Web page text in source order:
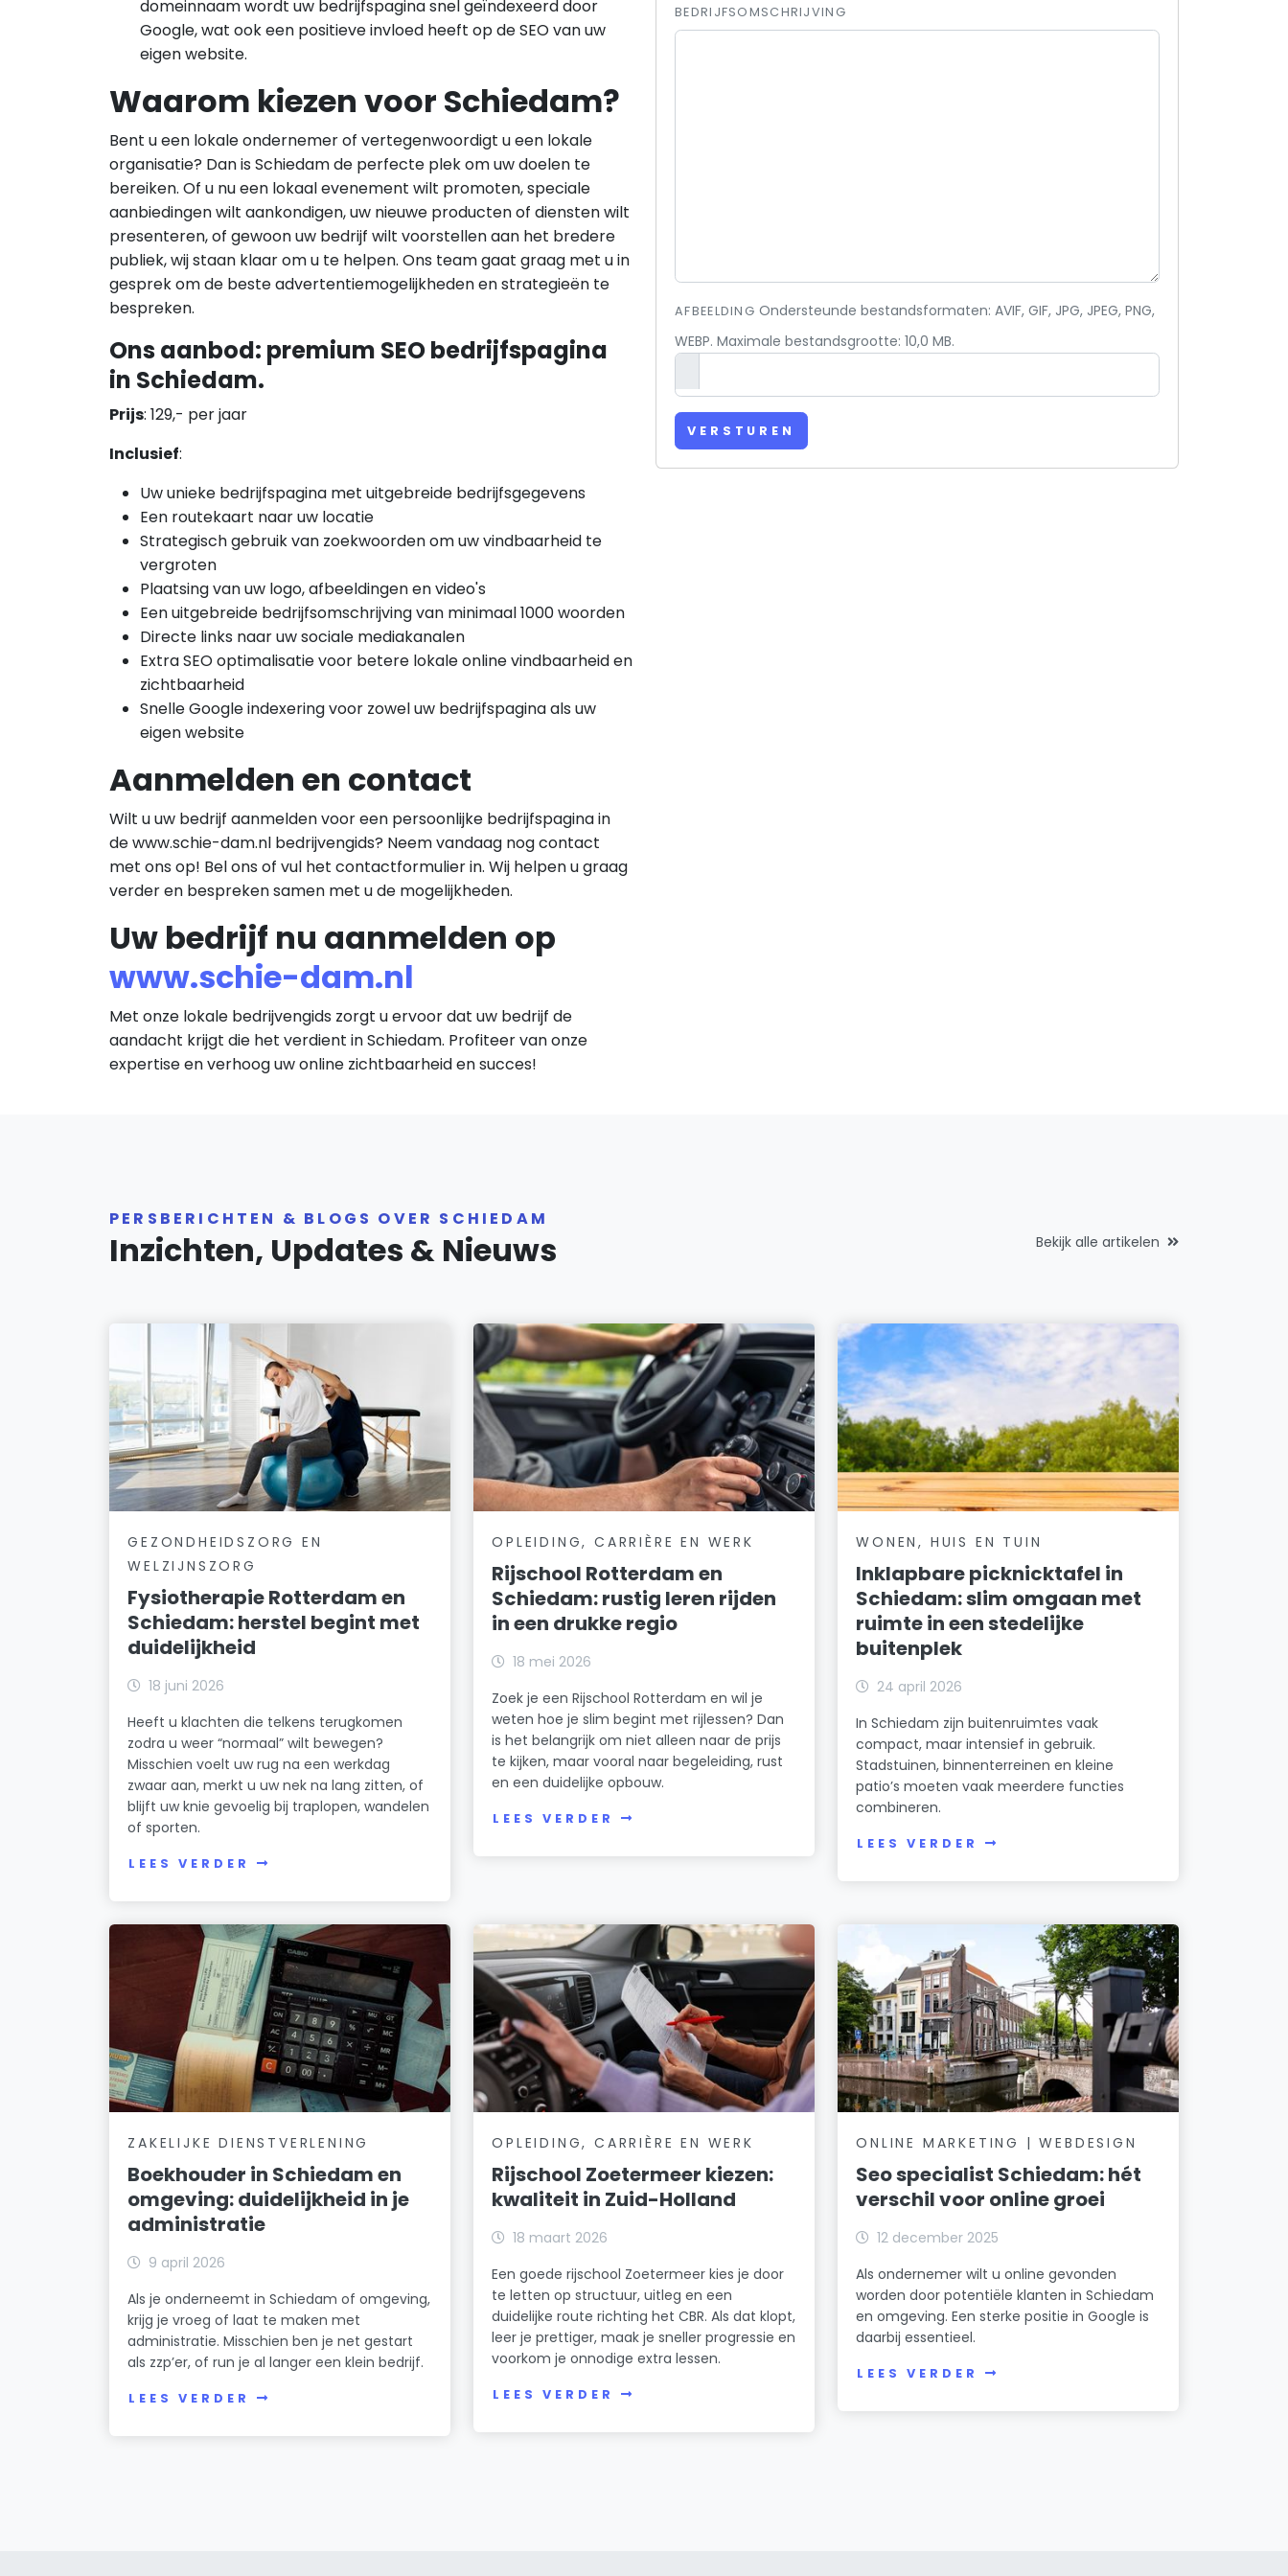
domeinnaam wordt uw bedrijfspagina snel geïndexeerd door
Google, wat ook een positieve invloed heeft op de SEO van uw
eigen website.
Waarom kiezen voor Schiedam?
Bent u een lokale ondernemer of vertegenwoordigt u een lokale
organisatie? Dan is Schiedam de perfecte plek om uw doelen te
bereiken. Of u nu een lokaal evenement wilt promoten, speciale
aanbiedingen wilt aankondigen, uw nieuwe producten of diensten wilt
presenteren, of gewoon uw bedrijf wilt voorstellen aan het bredere
publiek, wij staan klaar om u te helpen. Ons team gaat graag met u in
gesprek om de beste advertentiemogelijkheden en strategieën te
bespreken.
Ons aanbod: premium SEO bedrijfspagina
in Schiedam.
Prijs: 129,- per jaar
Inclusief:
Uw unieke bedrijfspagina met uitgebreide bedrijfsgegevens
Een routekaart naar uw locatie
Strategisch gebruik van zoekwoorden om uw vindbaarheid te
vergroten
Plaatsing van uw logo, afbeeldingen en video's
Een uitgebreide bedrijfsomschrijving van minimaal 1000 woorden
Directe links naar uw sociale mediakanalen
Extra SEO optimalisatie voor betere lokale online vindbaarheid en
zichtbaarheid
Snelle Google indexering voor zowel uw bedrijfspagina als uw
eigen website
Aanmelden en contact
Wilt u uw bedrijf aanmelden voor een persoonlijke bedrijfspagina in
de www.schie-dam.nl bedrijvengids? Neem vandaag nog contact
met ons op! Bel ons of vul het contactformulier in. Wij helpen u graag
verder en bespreken samen met u de mogelijkheden.
Uw bedrijf nu aanmelden op
www.schie-dam.nl
Met onze lokale bedrijvengids zorgt u ervoor dat uw bedrijf de
aandacht krijgt die het verdient in Schiedam. Profiteer van onze
expertise en verhoog uw online zichtbaarheid en succes!
BEDRIJFSOMSCHRIJVING
AFBEELDING Ondersteunde bestandsformaten: AVIF, GIF, JPG, JPEG, PNG,
WEBP. Maximale bestandsgrootte: 10,0 MB.
VERSTUREN
PERSBERICHTEN & BLOGS OVER SCHIEDAM
Inzichten, Updates & Nieuws Bekijk alle artikelen
GEZONDHEIDSZORG EN
WELZIJNSZORG
Fysiotherapie Rotterdam en
Schiedam: herstel begint met
duidelijkheid
18 juni 2026
Heeft u klachten die telkens terugkomen
zodra u weer “normaal” wilt bewegen?
Misschien voelt uw rug na een werkdag
zwaar aan, merkt u uw nek na lang zitten, of
blijft uw knie gevoelig bij traplopen, wandelen
of sporten.
LEES VERDER
OPLEIDING, CARRIÈRE EN WERK
Rijschool Rotterdam en
Schiedam: rustig leren rijden
in een drukke regio
18 mei 2026
Zoek je een Rijschool Rotterdam en wil je
weten hoe je slim begint met rijlessen? Dan
is het belangrijk om niet alleen naar de prijs
te kijken, maar vooral naar begeleiding, rust
en een duidelijke opbouw.
LEES VERDER
WONEN, HUIS EN TUIN
Inklapbare picknicktafel in
Schiedam: slim omgaan met
ruimte in een stedelijke
buitenplek
24 april 2026
In Schiedam zijn buitenruimtes vaak
compact, maar intensief in gebruik.
Stadstuinen, binnenterreinen en kleine
patio’s moeten vaak meerdere functies
combineren.
LEES VERDER
ZAKELIJKE DIENSTVERLENING
Boekhouder in Schiedam en
omgeving: duidelijkheid in je
administratie
9 april 2026
Als je onderneemt in Schiedam of omgeving,
krijg je vroeg of laat te maken met
administratie. Misschien ben je net gestart
als zzp’er, of run je al langer een klein bedrijf.
LEES VERDER
OPLEIDING, CARRIÈRE EN WERK
Rijschool Zoetermeer kiezen:
kwaliteit in Zuid-Holland
18 maart 2026
Een goede rijschool Zoetermeer kies je door
te letten op structuur, uitleg en een
duidelijke route richting het CBR. Als dat klopt,
leer je prettiger, maak je sneller progressie en
voorkom je onnodige extra lessen.
LEES VERDER
ONLINE MARKETING | WEBDESIGN
Seo specialist Schiedam: hét
verschil voor online groei
12 december 2025
Als ondernemer wilt u online gevonden
worden door potentiële klanten in Schiedam
en omgeving. Een sterke positie in Google is
daarbij essentieel.
LEES VERDER